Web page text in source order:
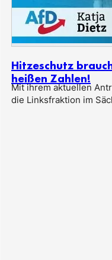
Hitzeschutz
heißen Zahlen!
Mit ihrem aktuellen
die Linksfraktion im